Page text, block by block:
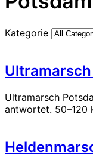
Kategorie
Ultramarsch
antwortet. 50–120